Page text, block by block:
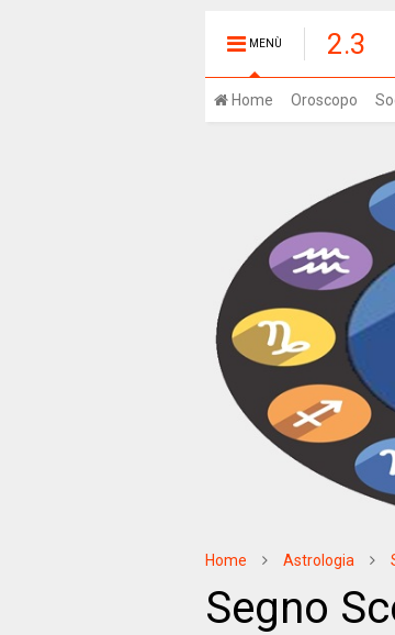
MENÙ 2.3
Home Oroscopo
Home Astrologia
Segno